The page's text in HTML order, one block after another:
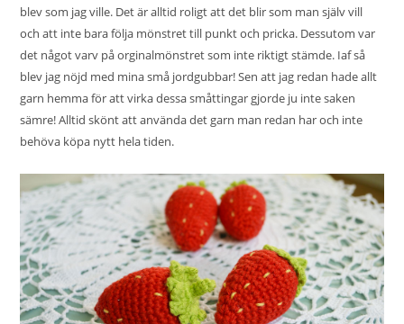
blev som jag ville. Det är alltid roligt att det blir som man själv vill
och att inte bara följa mönstret till punkt och pricka. Dessutom var
det något varv på orginalmönstret som inte riktigt stämde. Iaf så
blev jag nöjd med mina små jordgubbar! Sen att jag redan hade allt
garn hemma för att virka dessa småttingar gjorde ju inte saken
sämre! Alltid skönt att använda det garn man redan har och inte
behöva köpa nytt hela tiden.